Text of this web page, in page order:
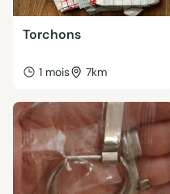
Torchons
1 mois 7km